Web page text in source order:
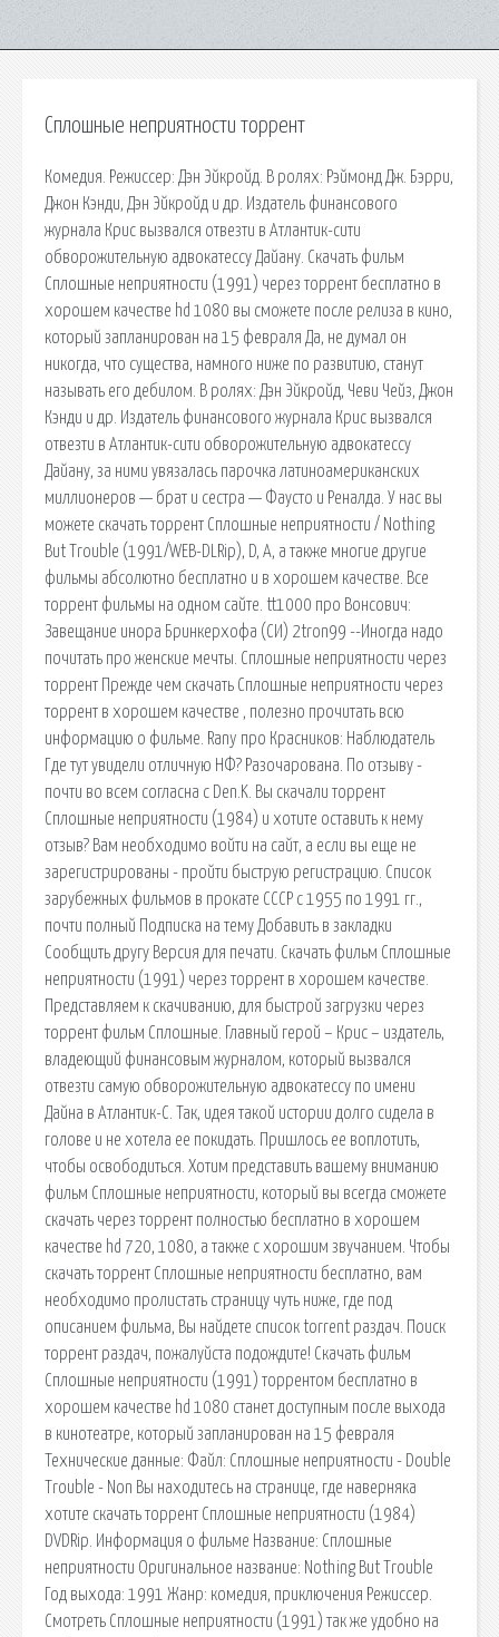
Сплошные неприятности торрент
Комедия. Режиссер: Дэн Эйкройд. В ролях: Рэймонд Дж. Бэрри,
Джон Кэнди, Дэн Эйкройд и др. Издатель финансового
журнала Крис вызвался отвезти в Атлантик-сити
обворожительную адвокатессу Дайану. Скачать фильм
Сплошные неприятности (1991) через торрент бесплатно в
хорошем качестве hd 1080 вы сможете после релиза в кино,
который запланирован на 15 февраля Да, не думал он
никогда, что существа, намного ниже по развитию, станут
называть его дебилом. В ролях: Дэн Эйкройд, Чеви Чейз, Джон
Кэнди и др. Издатель финансового журнала Крис вызвался
отвезти в Атлантик-сити обворожительную адвокатессу
Дайану, за ними увязалась парочка латиноамериканских
миллионеров — брат и сестра — Фаусто и Реналда. У нас вы
можете скачать торрент Сплошные неприятности / Nothing
But Trouble (1991/WEB-DLRip), D, A, а также многие другие
фильмы абсолютно бесплатно и в хорошем качестве. Все
торрент фильмы на одном сайте. tt1000 про Вонсович:
Завещание инора Бринкерхофа (СИ) 2tron99 --Иногда надо
почитать про женские мечты. Сплошные неприятности через
торрент Прежде чем скачать Сплошные неприятности через
торрент в хорошем качестве , полезно прочитать всю
информацию о фильме. Rany про Красников: Наблюдатель
Где тут увидели отличную НФ? Разочарована. По отзыву -
почти во всем согласна с Den.K. Вы скачали торрент
Сплошные неприятности (1984) и хотите оставить к нему
отзыв? Вам необходимо войти на сайт, а если вы еще не
зарегистрированы - пройти быструю регистрацию. Список
зарубежных фильмов в прокате СССР с 1955 по 1991 гг.,
почти полный Подписка на тему Добавить в закладки
Сообщить другу Версия для печати. Скачать фильм Сплошные
неприятности (1991) через торрент в хорошем качестве.
Представляем к скачиванию, для быстрой загрузки через
торрент фильм Сплошные. Главный герой – Крис – издатель,
владеющий финансовым журналом, который вызвался
отвезти самую обворожительную адвокатессу по имени
Дайна в Атлантик-С. Так, идея такой истории долго сидела в
голове и не хотела ее покидать. Пришлось ее воплотить,
чтобы освободиться. Хотим представить вашему вниманию
фильм Сплошные неприятности, который вы всегда сможете
скачать через торрент полностью бесплатно в хорошем
качестве hd 720, 1080, а также с хорошим звучанием. Чтобы
скачать торрент Сплошные неприятности бесплатно, вам
необходимо пролистать страницу чуть ниже, где под
описанием фильма, Вы найдете список torrent раздач. Поиск
торрент раздач, пожалуйста подождите! Скачать фильм
Сплошные неприятности (1991) торрентом бесплатно в
хорошем качестве hd 1080 станет доступным после выхода
в кинотеатре, который запланирован на 15 февраля
Технические данные: Файл: Сплошные неприятности - Double
Trouble - Non Вы находитесь на странице, где наверняка
хотите скачать торрент Сплошные неприятности (1984)
DVDRip. Информация о фильме Название: Сплошные
неприятности Оригинальное название: Nothing But Trouble
Год выхода: 1991 Жанр: комедия, приключения Режиссер.
Смотреть Сплошные неприятности (1991) так же удобно на